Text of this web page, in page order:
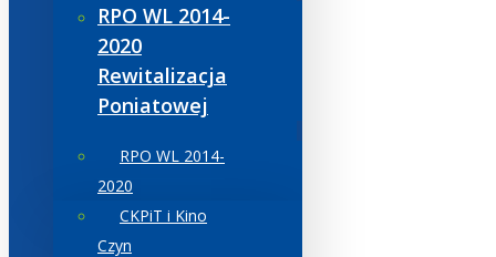
RPO WL 2014-
2020
Rewitalizacja
Poniatowej
RPO WL 2014-
2020
CKPiT i Kino
Czyn